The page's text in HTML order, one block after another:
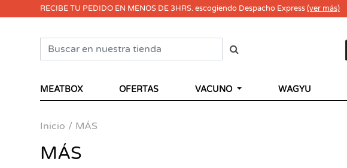
RECIBE TU PEDIDO EN MENOS DE 3HRS. escogiendo Despacho Express(ver más)
MEATBOX OFERTAS VACUNO WAGYU
Inicio MÁS
MÁS